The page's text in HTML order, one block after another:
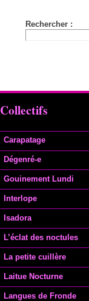
Rechercher :
Collectifs
Carapatage
Dégenré-e
Gouinement Lundi
Interlope
Isadora
L’éclat des noctules
La petite cuillère
Laitue Nocturne
Langues de Fronde